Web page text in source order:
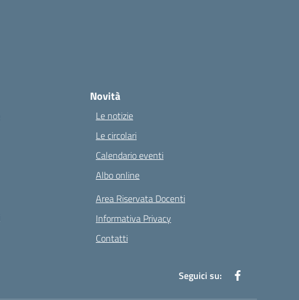
Novità
Le notizie
Le circolari
Calendario eventi
Albo online
Area Riservata Docenti
Informativa Privacy
Contatti
Seguici su: